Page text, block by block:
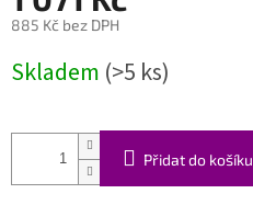
885 Kč bez DPH
cena:
Skladem (>5 ks)
Přidat do košíku